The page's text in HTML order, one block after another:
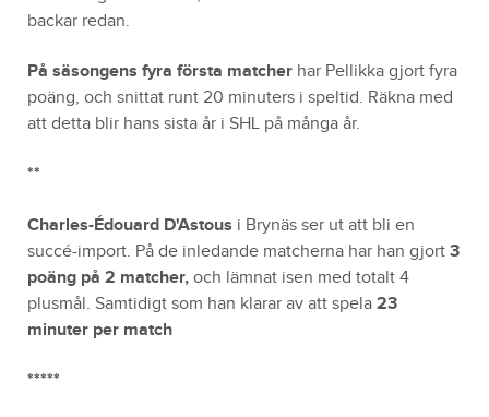
backar redan.
På säsongens fyra första matcher har Pellikka gjort fyra
poäng, och snittat runt 20 minuters i speltid. Räkna med
att detta blir hans sista år i SHL på många år.
**
Charles-Édouard D'Astous i Brynäs ser ut att bli en
succé-import. På de inledande matcherna har han gjort 3
poäng på 2 matcher, och lämnat isen med totalt 4
plusmål. Samtidigt som han klarar av att spela 23
minuter per match
*****